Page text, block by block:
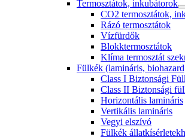
Termosztátok, inkubátorok
CO2 termosztátok,
Rázó termosztátok
Vízfürdők
Blokktermosztátok
Klíma termosztát
Fülkék (lamináris,
Class I Biztonsági
Class II Biztonsági
Horizontális lamináris
Vertikális lamináris
Vegyi elszívó
Fülkék